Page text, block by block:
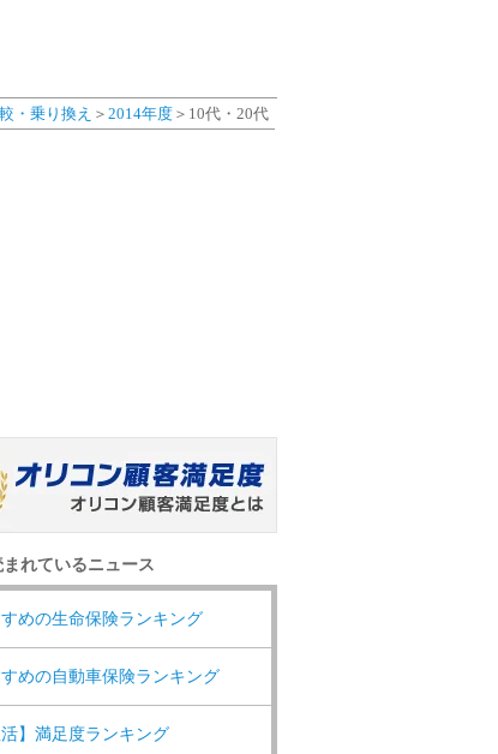
・乗り換え ＞ 2014年度＞10代・20代
まれているニュース
めの生命保険ランキング
めの自動車保険ランキング
活】満足度ランキング